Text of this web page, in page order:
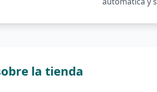
la tienda